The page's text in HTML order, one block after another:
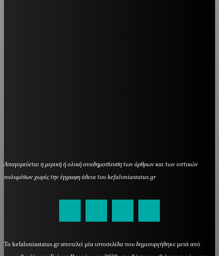
Απαγορεύεται η μερική ή ολική αναδημοσίευση των άρθρων και των οπτικών
πολυμέσων χωρίς την έγγραφη άδεια του kefaloniastatus.gr
Το kefaloniastatus.gr αποτελεί μία ιστοσελίδα που δημιουργήθηκε μετά από